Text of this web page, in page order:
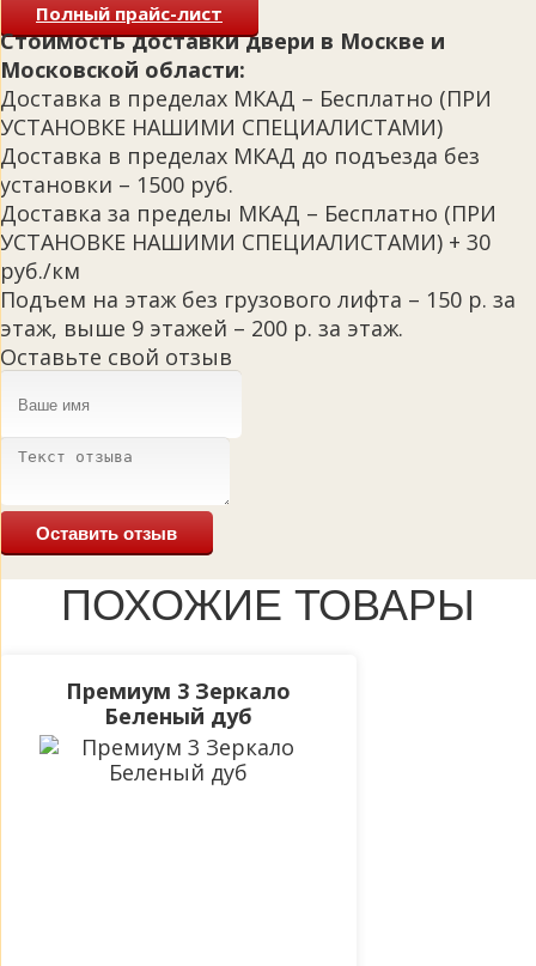
Полный прайс-лист
Стоимость доставки двери в Москве и
Московской области:
Доставка в пределах МКАД – Бесплатно (ПРИ
УСТАНОВКЕ НАШИМИ СПЕЦИАЛИСТАМИ)
Доставка в пределах МКАД до подъезда без
установки – 1500 руб.
Доставка за пределы МКАД – Бесплатно (ПРИ
УСТАНОВКЕ НАШИМИ СПЕЦИАЛИСТАМИ) + 30
руб./км
Подъем на этаж без грузового лифта – 150 р. за
этаж, выше 9 этажей – 200 р. за этаж.
Оставьте свой отзыв
Оставить отзыв
ПОХОЖИЕ ТОВАРЫ
Премиум 3 Зеркало
Беленый дуб